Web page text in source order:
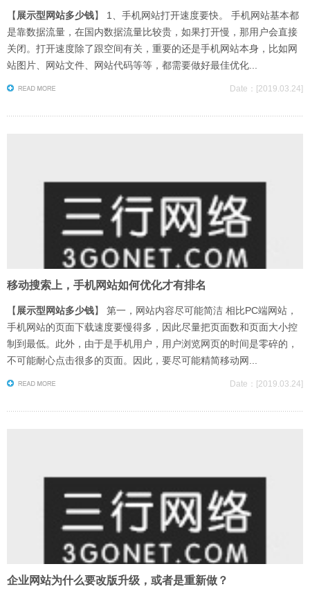
【展示型网站多少钱】 1、手机网站打开速度要快。 手机网站基本都
是靠数据流量，在国内数据流量比较贵，如果打开慢，那用户会直接
关闭。打开速度除了跟空间有关，重要的还是手机网站本身，比如网
站图片、网站文件、网站代码等等，都需要做好最佳优化...
Date：[2019.03.24]
移动搜索上，手机网站如何优化才有排名
【展示型网站多少钱】 第一，网站内容尽可能简洁 相比PC端网站，
手机网站的页面下载速度要慢得多，因此尽量把页面数和页面大小控
制到最低。此外，由于是手机用户，用户浏览网页的时间是零碎的，
不可能耐心点击很多的页面。因此，要尽可能精简移动网...
Date：[2019.03.24]
企业网站为什么要改版升级，或者是重新做？